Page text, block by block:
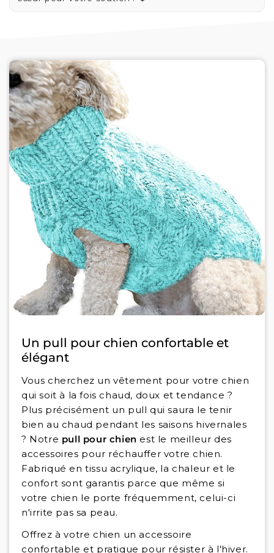
Un pull pour chien confortable et
élégant
Vous cherchez un vêtement pour votre chien
qui soit à la fois chaud, doux et tendance ?
Plus précisément un pull qui saura le tenir
bien au chaud pendant les saisons hivernales
? Notre pull pour chien est le meilleur des
accessoires pour réchauffer votre chien.
Fabriqué en tissu acrylique, la chaleur et le
confort sont garantis parce que même si
votre chien le porte fréquemment, celui-ci
n'irrite pas sa peau.
Offrez à votre chien un accessoire
confortable et pratique pour résister à l'hiver.